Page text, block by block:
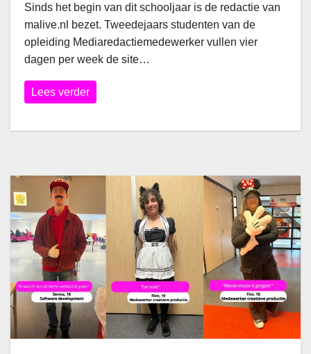
Sinds het begin van dit schooljaar is de redactie van
malive.nl bezet. Tweedejaars studenten van de
opleiding Mediaredactiemedewerker vullen vier
dagen per week de site…
Lees verder